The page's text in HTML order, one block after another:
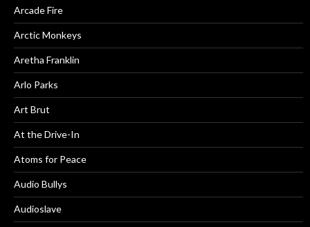
Arcade Fire
Arctic Monkeys
Aretha Franklin
Arlo Parks
Art Brut
At the Drive-In
Atoms for Peace
Audio Bullys
Audioslave